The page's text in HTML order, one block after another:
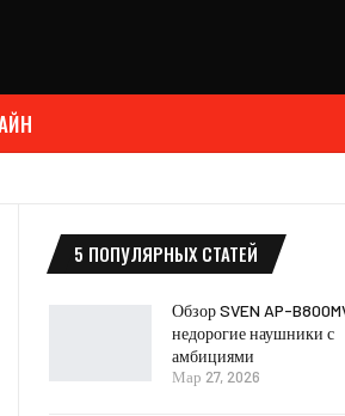
5 ПОПУЛЯРНЫХ СТАТЕЙ
Обзор SVEN AP-
недорогие наушники с
амбициями
Мар 27, 2026